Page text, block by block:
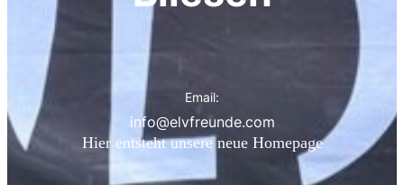
Email:
info@elvfreunde.com
Hier entsteht unsere neue Homepage